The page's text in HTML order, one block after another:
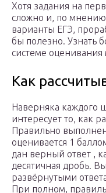
Хотя задания на
сложно и, по мнению
варианты ЕГЭ,
бы полезно. Узнать
системе оценивания
Как
Наверняка каждого
интересует то, как
Правильно
оценивается 1
дан верный ответ ,
десятичная дробь.
развёрнутыми
При полном,